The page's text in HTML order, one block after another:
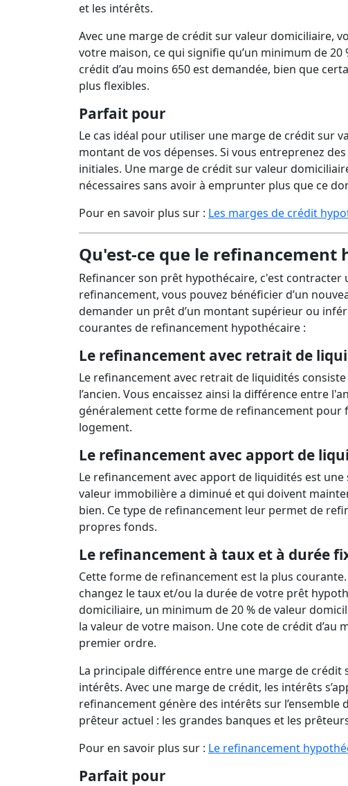
et les intérêts.
Avec une marge de crédit sur valeur domiciliaire,
votre maison, ce qui signifie qu’un minimum de
crédit d’au moins 650 est demandée, bien que
plus flexibles.
Parfait pour
Le cas idéal pour utiliser une marge de crédit sur
montant de vos dépenses. Si vous entreprenez
initiales. Une marge de crédit sur valeur
nécessaires sans avoir à emprunter plus que ce
Pour en savoir plus sur : Les marges de crédit
Qu'est-ce que le refinancement
Refinancer son prêt hypothécaire, c'est
refinancement, vous pouvez bénéficier d’un
demander un prêt d’un montant supérieur ou
courantes de refinancement hypothécaire :
Le refinancement avec retrait de
Le refinancement avec retrait de liquidités
l’ancien. Vous encaissez ainsi la différence entre
généralement cette forme de refinancement pour
logement.
Le refinancement avec apport de
Le refinancement avec apport de liquidités est
valeur immobilière a diminué et qui doivent
bien. Ce type de refinancement leur permet de
propres fonds.
Le refinancement à taux et à durée
Cette forme de refinancement est la plus
changez le taux et/ou la durée de votre prêt
domiciliaire, un minimum de 20 % de valeur
la valeur de votre maison. Une cote de crédit
premier ordre.
La principale différence entre une marge de
intérêts. Avec une marge de crédit, les intérêts
refinancement génère des intérêts sur l’ensemble
prêteur actuel : les grandes banques et les
Pour en savoir plus sur : Le refinancement
Parfait pour